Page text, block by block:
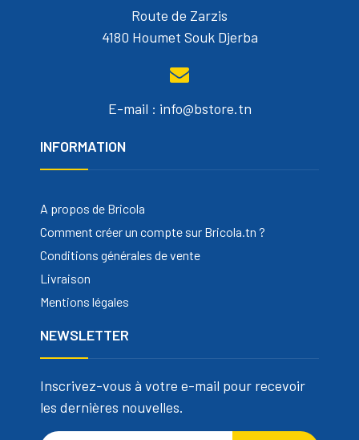
Route de Zarzis
4180 Houmet Souk Djerba
E-mail : info@bstore.tn
INFORMATION
A propos de Bricola
Comment créer un compte sur Bricola.tn ?
Conditions générales de vente
Livraison
Mentions légales
NEWSLETTER
Inscrivez-vous à votre e-mail pour recevoir
les dernières nouvelles.